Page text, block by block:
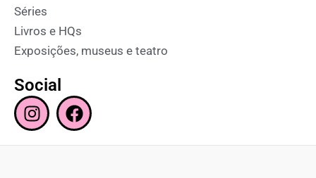
Séries
Livros e HQs
Exposições, museus e teatro
Social
I
n
s
F
a
c